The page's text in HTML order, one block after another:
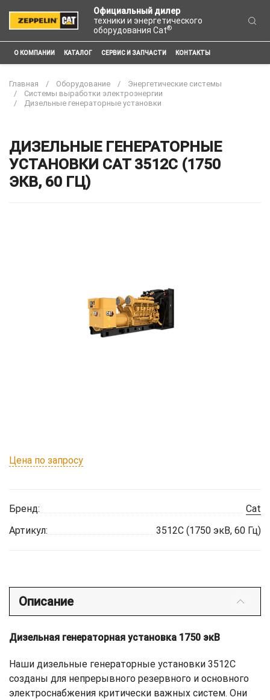
Официальный дилер
техники и энергетического
оборудования Cat®
О КОМПАНИИ КАТАЛОГ СЕРВИС И ЗАПЧАСТИ КОНТАКТЫ
Главная Оборудование
Энергетические системы
Системы выработки электроэнергии
Дизельные генераторные установки
ДИЗЕЛЬНЫЕ ГЕНЕРАТОРНЫЕ
УСТАНОВКИ CAT 3512C (1750
ЭКВ, 60 ГЦ)
Цена по запросу
Бренд:
Cat
Артикул:
3512C (1750 экВ, 60 Гц)
Описание
Дизельная генераторная установка 1750 экВ
Наши дизельные генераторные установки 3512C
созданы для непрерывного резервного и основного
электроснабжения критически важных систем. Они